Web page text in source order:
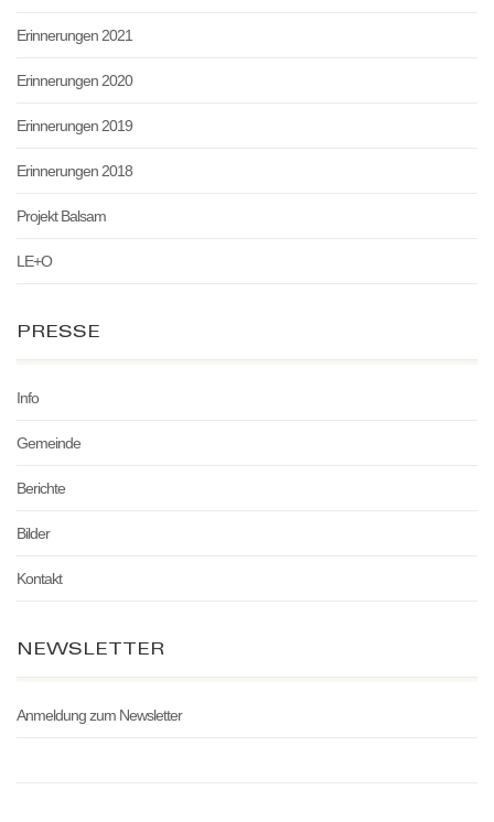
Erinnerungen 2021
Erinnerungen 2020
Erinnerungen 2019
Erinnerungen 2018
Projekt Balsam
LE+O
PRESSE
Info
Gemeinde
Berichte
Bilder
Kontakt
NEWSLETTER
Anmeldung zum Newsletter